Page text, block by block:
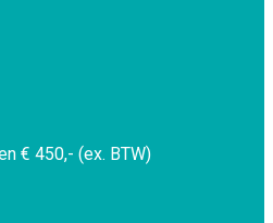
€ 450,- (ex. BTW)